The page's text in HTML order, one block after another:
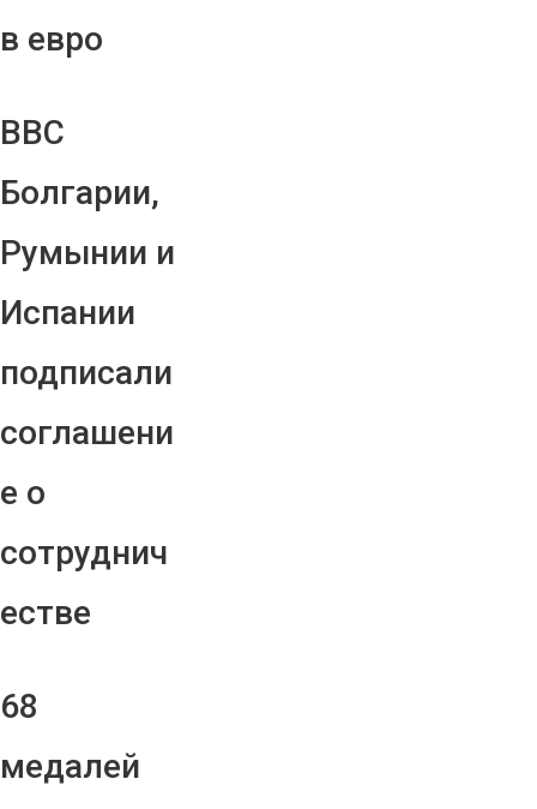
в евро
ВВС
Болгарии,
Румынии и
Испании
подписали
соглашени
е о
сотруднич
естве
68
медалей